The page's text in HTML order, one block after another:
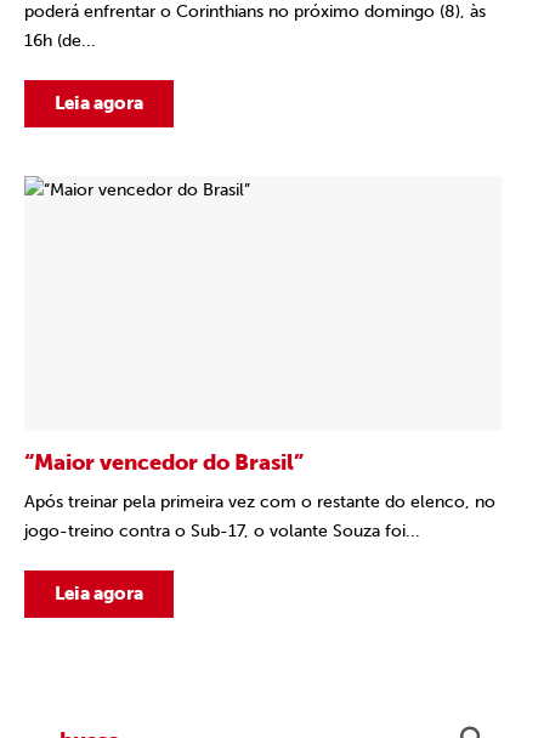
poderá enfrentar o Corinthians no próximo domingo (8), às
16h (de...
Leia agora
“Maior vencedor do Brasil”
Após treinar pela primeira vez com o restante do elenco, no
jogo-treino contra o Sub-17, o volante Souza foi...
Leia agora